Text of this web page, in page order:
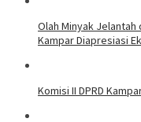
Olah Minyak Jelantah
Kampar Diapresiasi
Komisi II DPRD